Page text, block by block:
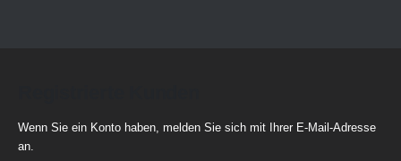
Wenn Sie ein Konto haben, melden Sie sich mit Ihrer E-Mail-Adresse
an.